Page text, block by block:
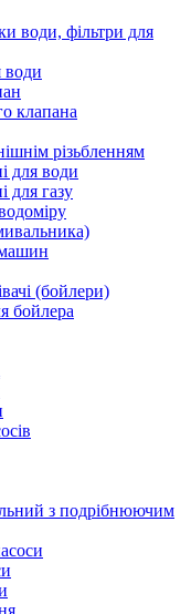
води, фільтри для
води
клапана
різьбленням
для води
для газу
(бойлери)
бойлера
з подрібнюючим